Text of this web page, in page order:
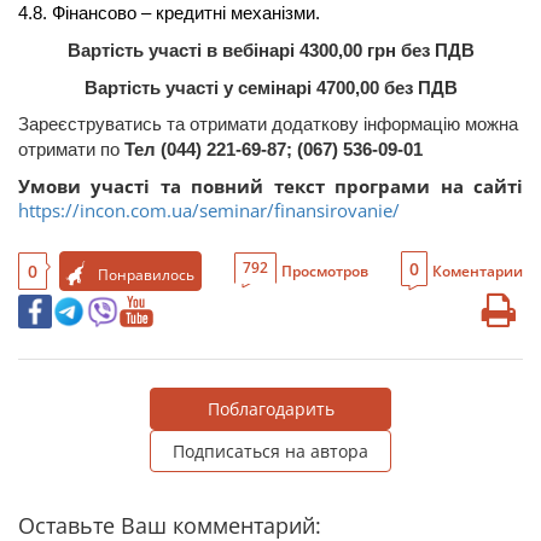
4.8. Фінансово – кредитні механізми.
Вартість участі в вебінарі 4300,00 грн без ПДВ
Вартість участі у семінарі 4700,00 без ПДВ
Зареєструватись та отримати додаткову інформацію можна
отримати по Тел (044) 221-69-87; (067) 536-09-01
Умови участі та повний текст програми на сайті
https://incon.com.ua/seminar/finansirovanie/
0 Понравилось 792 Просмотров 0 Коментарии
Поблагодарить
Подписаться на автора
Оставьте Ваш комментарий: